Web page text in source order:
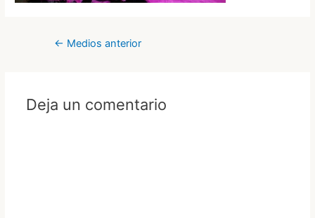
Navegación
← Medios anterior
Deja un comentario